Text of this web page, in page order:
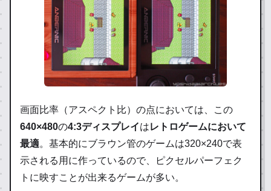
画面比率（アスペクト比）の点においては、この
640×480の4:3ディスプレイはレトロゲームにおいて
最適。基本的にブラウン管のゲームは320×240で表
示される用に作っているので、ピクセルパーフェク
トに映すことが出来るゲームが多い。